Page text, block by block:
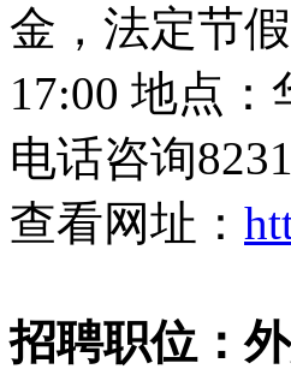
金，法定节
17:00 地点
电话咨询
查看网址：
招聘职位：